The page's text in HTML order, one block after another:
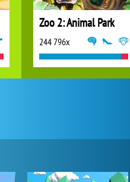
Zoo 2: Animal Park
244 796x